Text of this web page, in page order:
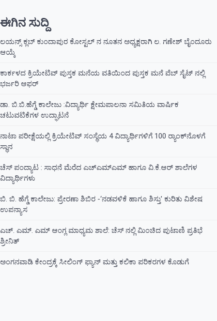
ಈಗಿನ ಸುದ್ದಿ
ಲಯನ್ಸ್ ಕ್ಲಬ್ ಕುಂದಾಪುರ ಕೋಸ್ಟಲ್ ನ ನೂತನ ಅಧ್ಯಕ್ಷರಾಗಿ ಲ. ಗಣೇಶ್ ಬೈಂದೂರು
ಆಯ್ಕೆ
ಕಾರ್ಕಳದ ಕ್ರಿಯೇಟಿವ್ ಪುಸ್ತಕ ಮನೆಯ ವತಿಯಿಂದ ಪುಸ್ತಕ ಮನೆ ವೆಬ್ ಸೈಟ್ ನಲ್ಲಿ
ಭರ್ಜರಿ ಆಫರ್
ಡಾ. ಬಿ.ಬಿ.ಹೆಗ್ಡೆ ಕಾಲೇಜು :ವಿದ್ಯಾರ್ಥಿ ಕ್ಷೇಮಪಾಲನಾ ಸಮಿತಿಯ ವಾರ್ಷಿಕ
ಚಟುವಟಿಕೆಗಳ ಉದ್ಘಾಟನೆ
ನಾಟಾ ಪರೀಕ್ಷೆಯಲ್ಲಿ ಕ್ರಿಯೇಟಿವ್ ಸಂಸ್ಥೆಯ 4 ವಿದ್ಯಾರ್ಥಿಗಳಿಗೆ 100 ರ‍್ಯಾಂಕ್‌ನೊಳಗೆ
ಸ್ಥಾನ
ಚೆಸ್ ಪಂದ್ಯಾಟ : ಸಾಧನೆ ಮೆರೆದ ಎಚ್ಎಮ್ಎಮ್ ಹಾಗೂ ವಿ.ಕೆ.ಆರ್ ಶಾಲೆಗಳ
ವಿದ್ಯಾರ್ಥಿಗಳು
ಬಿ. ಬಿ. ಹೆಗ್ಡೆ ಕಾಲೇಜು: ಪ್ರೇರಣಾ ಶಿಬಿರ -‘ನಡವಳಿಕೆ ಹಾಗೂ ಶಿಸ್ತು’ ಕುರಿತು ವಿಶೇಷ
ಉಪನ್ಯಾಸ
ಎಚ್. ಎಮ್. ಎಮ್ ಆಂಗ್ಲ ಮಾಧ್ಯಮ ಶಾಲೆ: ಚೆಸ್ ನಲ್ಲಿ ಮಿಂಚಿದ ಪುಟಾಣಿ ಪ್ರತಿಭೆ
ಶ್ರೀನಿತ್
ಅಂಗನವಾಡಿ ಕೇಂದ್ರಕ್ಕೆ ಸೀಲಿಂಗ್ ಫ್ಯಾನ್ ಮತ್ತು ಕಲಿಕಾ ಪರಿಕರಗಳ ಕೊಡುಗೆ